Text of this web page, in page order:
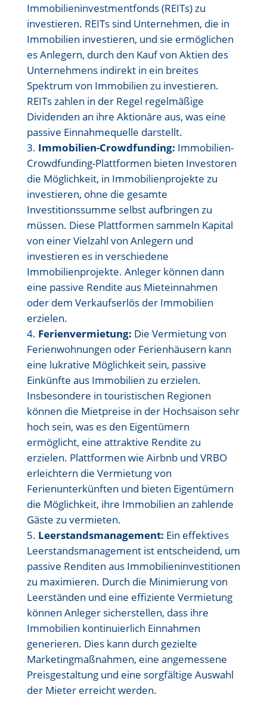
Immobilieninvestmentfonds (REITs) zu
investieren. REITs sind Unternehmen, die in
Immobilien investieren, und sie ermöglichen
es Anlegern, durch den Kauf von Aktien des
Unternehmens indirekt in ein breites
Spektrum von Immobilien zu investieren.
REITs zahlen in der Regel regelmäßige
Dividenden an ihre Aktionäre aus, was eine
passive Einnahmequelle darstellt.
Immobilien-Crowdfunding: Immobilien-
Crowdfunding-Plattformen bieten Investoren
die Möglichkeit, in Immobilienprojekte zu
investieren, ohne die gesamte
Investitionssumme selbst aufbringen zu
müssen. Diese Plattformen sammeln Kapital
von einer Vielzahl von Anlegern und
investieren es in verschiedene
Immobilienprojekte. Anleger können dann
eine passive Rendite aus Mieteinnahmen
oder dem Verkaufserlös der Immobilien
erzielen.
Ferienvermietung: Die Vermietung von
Ferienwohnungen oder Ferienhäusern kann
eine lukrative Möglichkeit sein, passive
Einkünfte aus Immobilien zu erzielen.
Insbesondere in touristischen Regionen
können die Mietpreise in der Hochsaison sehr
hoch sein, was es den Eigentümern
ermöglicht, eine attraktive Rendite zu
erzielen. Plattformen wie Airbnb und VRBO
erleichtern die Vermietung von
Ferienunterkünften und bieten Eigentümern
die Möglichkeit, ihre Immobilien an zahlende
Gäste zu vermieten.
Leerstandsmanagement: Ein effektives
Leerstandsmanagement ist entscheidend, um
passive Renditen aus Immobilieninvestitionen
zu maximieren. Durch die Minimierung von
Leerständen und eine effiziente Vermietung
können Anleger sicherstellen, dass ihre
Immobilien kontinuierlich Einnahmen
generieren. Dies kann durch gezielte
Marketingmaßnahmen, eine angemessene
Preisgestaltung und eine sorgfältige Auswahl
der Mieter erreicht werden.